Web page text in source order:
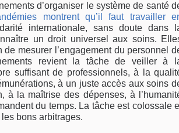
d’organiser le système de santé
montrent qu’il faut travailler
internationale, sans doute dans
un droit universel aux soins.
de mesurer l’engagement du personnel
revient la tâche de veiller à
suffisant de professionnels, à la
à un juste accès aux soins
à la maîtrise des dépenses, à
du temps. La tâche est colossale
bons arbitrages.